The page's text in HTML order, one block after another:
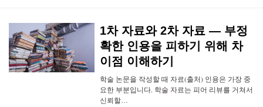
1차 자료와 2차 자료 — 부정
확한 인용을 피하기 위해 차
이점 이해하기
학술 논문을 작성할 때 자료(출처) 인용은 가장 중
요한 부분입니다. 학술 자료는 피어 리뷰를 거쳐서
신뢰할…